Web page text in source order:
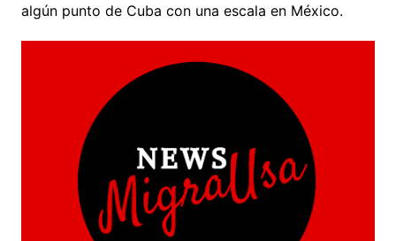
algún punto de Cuba con una escala en México.